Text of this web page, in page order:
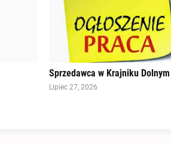
Sprzedawca w Krajniku Dolnym
Lipiec 27, 2026